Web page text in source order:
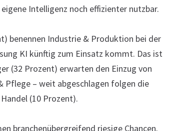
Intelligenz noch effizienter nutzbar.
benennen Industrie & Produktion bei der
KI künftig zum Einsatz kommt. Das ist
(32 Prozent) erwarten den Einzug von
Pflege – weit abgeschlagen folgen die
(10 Prozent).
branchenübergreifend riesige Chancen.